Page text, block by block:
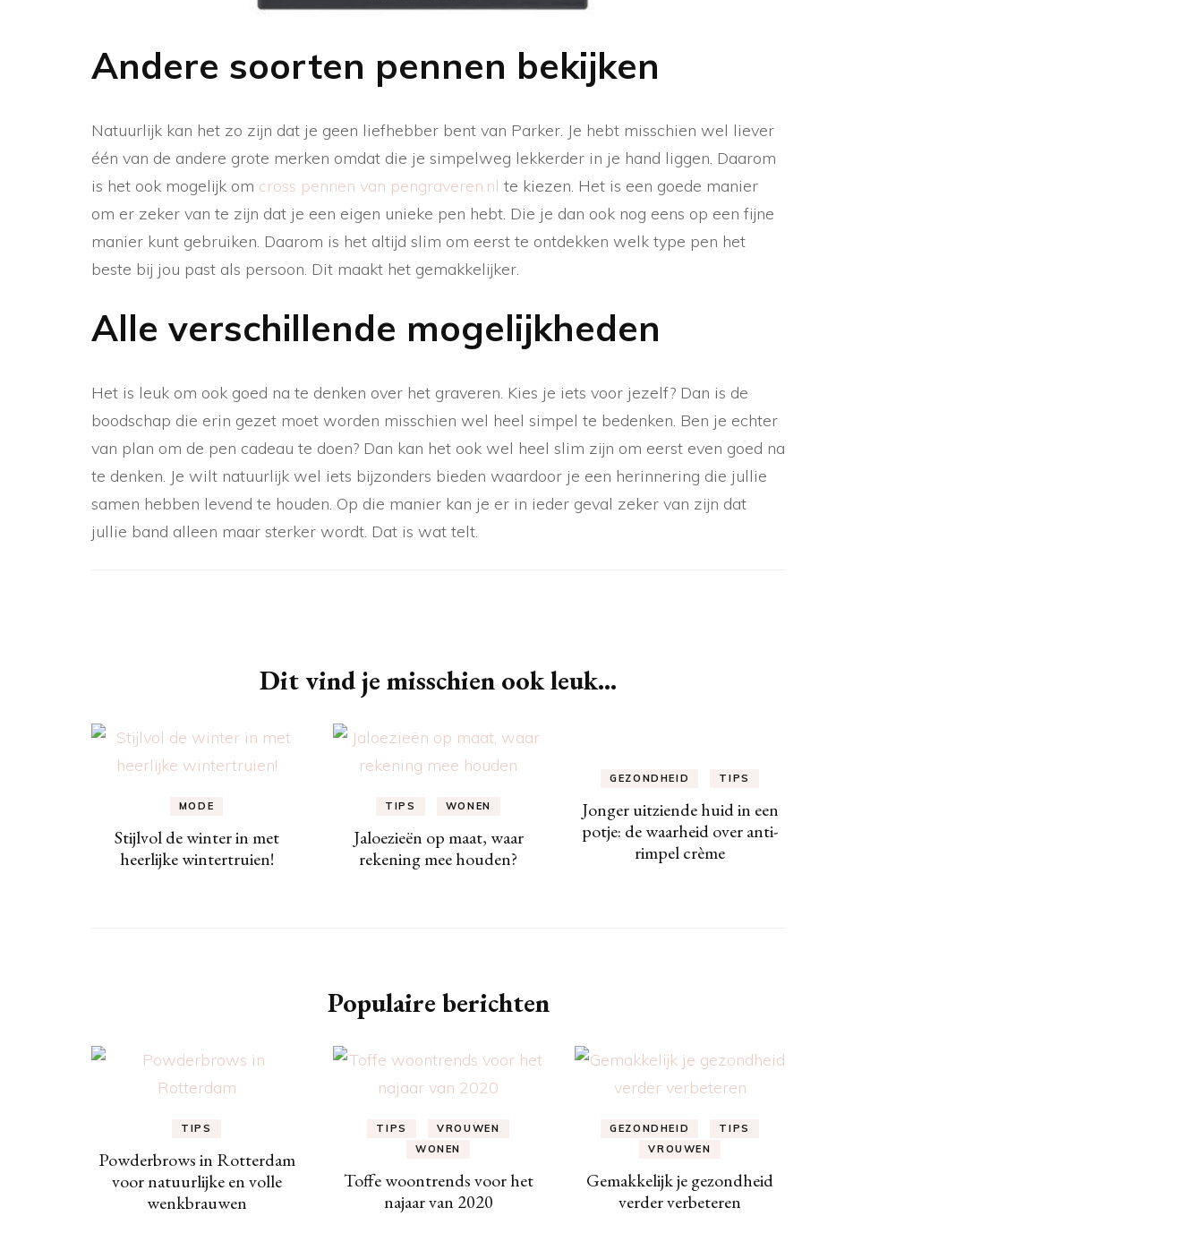
Andere soorten pennen bekijken
Natuurlijk kan het zo zijn dat je geen liefhebber bent van Parker. Je hebt misschien wel liever
één van de andere grote merken omdat die je simpelweg lekkerder in je hand liggen. Daarom
is het ook mogelijk om cross pennen van pengraveren.nl te kiezen. Het is een goede manier
om er zeker van te zijn dat je een eigen unieke pen hebt. Die je dan ook nog eens op een fijne
manier kunt gebruiken. Daarom is het altijd slim om eerst te ontdekken welk type pen het
beste bij jou past als persoon. Dit maakt het gemakkelijker.
Alle verschillende mogelijkheden
Het is leuk om ook goed na te denken over het graveren. Kies je iets voor jezelf? Dan is de
boodschap die erin gezet moet worden misschien wel heel simpel te bedenken. Ben je echter
van plan om de pen cadeau te doen? Dan kan het ook wel heel slim zijn om eerst even goed na
te denken. Je wilt natuurlijk wel iets bijzonders bieden waardoor je een herinnering die jullie
samen hebben levend te houden. Op die manier kan je er in ieder geval zeker van zijn dat
jullie band alleen maar sterker wordt. Dat is wat telt.
Dit vind je misschien ook leuk...
MODE
Stijlvol de winter in met
heerlijke wintertruien!
TIPS WONEN
Jaloezieën op maat, waar
rekening mee houden?
GEZONDHEID TIPS
Jonger uitziende huid in een
potje: de waarheid over anti-
rimpel crème
Populaire berichten
TIPS
Powderbrows in Rotterdam
voor natuurlijke en volle
wenkbrauwen
TIPS
VROUWEN
WONEN
Toffe woontrends voor het
najaar van 2020
GEZONDHEID
TIPS
VROUWEN
Gemakkelijk je gezondheid
verder verbeteren